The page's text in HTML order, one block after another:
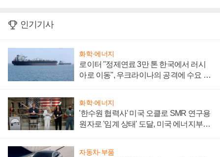
인기기사
화학·에너지
로이터 "정제연료 3만 톤 한국에서 러시
아로 이동", 우크라이나의 공격에 수요 늘
화학·에너지
'한수원 협력사' 미국 오클로 SMR 연구용
원자로 '임계 상태' 도달, 미국 에너지부
자동차·부품